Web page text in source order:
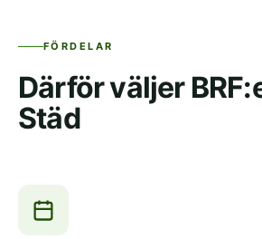
FÖRDELAR
Därför väljer
Städ